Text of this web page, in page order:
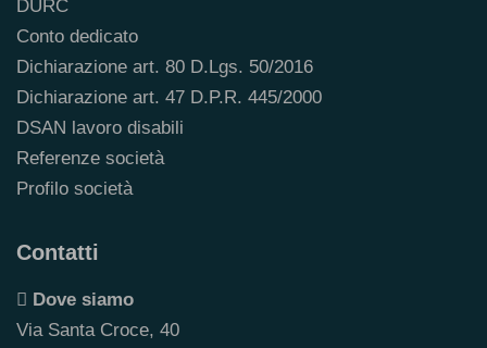
DURC
Conto dedicato
Dichiarazione art. 80 D.Lgs. 50/2016
Dichiarazione art. 47 D.P.R. 445/2000
DSAN lavoro disabili
Referenze società
Profilo società
Contatti
Dove siamo
Via Santa Croce, 40